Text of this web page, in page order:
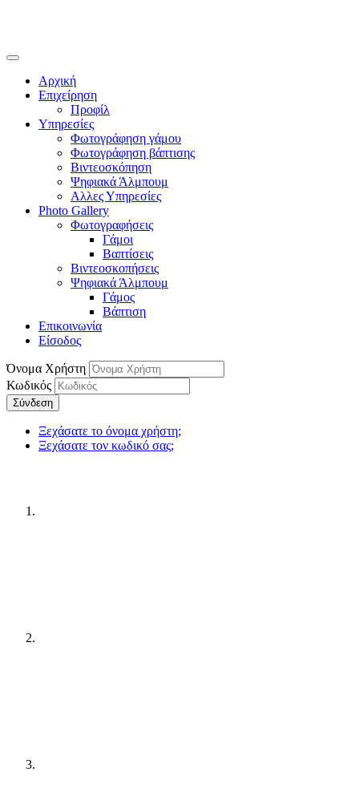
Αρχική
Επιχείρηση
Προφίλ
Υπηρεσίες
Φωτογράφηση γάμου
Φωτογράφηση βάπτισης
Βιντεοσκόπηση
Ψηφιακά Άλμπουμ
Αλλες Υπηρεσίες
Photo Gallery
Φωτογραφήσεις
Γάμοι
Βαπτίσεις
Βιντεοσκοπήσεις
Ψηφιακά Άλμπουμ
Γάμος
Βάπτιση
Επικοινωνία
Είσοδος
Όνομα Χρήστη
Κωδικός
Σύνδεση
Ξεχάσατε το όνομα χρήστη;
Ξεχάσατε τον κωδικό σας;